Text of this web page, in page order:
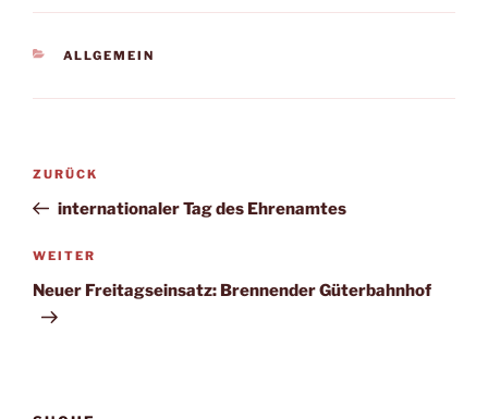
KATEGORIEN
ALLGEMEIN
Beitragsnavigation
Vorheriger
Beitrag
ZURÜCK
internationaler Tag des Ehrenamtes
Nächster
Beitrag
WEITER
Neuer Freitagseinsatz: Brennender Güterbahnhof